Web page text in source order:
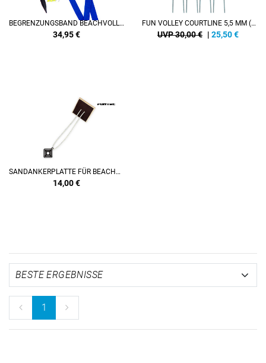
BEGRENZUNGSBAND BEACHVOLLEYBALL SPIELFELD
34,95€
FUN VOLLEY COURTLINE 5,5 MM (8 X 16 M)
UVP 30,00 € | 25,50€
SANDANKERPLATTE FÜR BEACHVOLLEYBALL COURTLINES, INKL. ZUBEHÖR (BUNGEE UND ECK-ELEMENT)
14,00€
1